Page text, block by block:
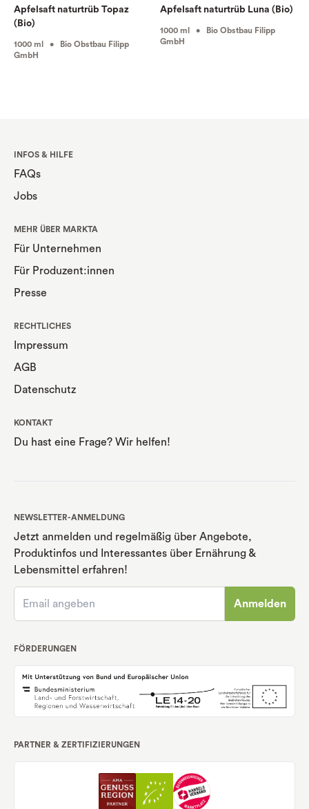
Apfelsaft naturtrüb Topaz
(Bio)
1000 ml • Bio Obstbau Filipp
GmbH
Apfelsaft naturtrüb Luna (Bio)
1000 ml • Bio Obstbau Filipp
GmbH
INFOS & HILFE
FAQs
Jobs
MEHR ÜBER MARKTA
Für Unternehmen
Für Produzent:innen
Presse
RECHTLICHES
Impressum
AGB
Datenschutz
KONTAKT
Du hast eine Frage? Wir helfen!
NEWSLETTER-ANMELDUNG
Jetzt anmelden und regelmäßig über Angebote,
Produktinfos und Interessantes über Ernährung &
Lebensmittel erfahren!
Anmelden
FÖRDERUNGEN
PARTNER & ZERTIFIZIERUNGEN